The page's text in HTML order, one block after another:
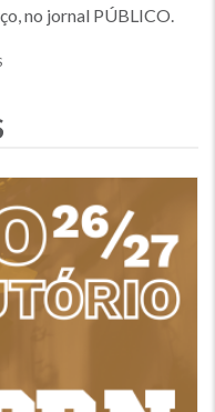
no jornal PÚBLICO.